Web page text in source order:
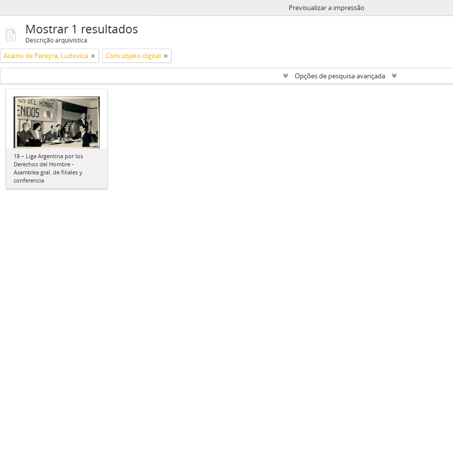
Previsualizar a impressão
Mostrar 1 resultados
Descrição arquivística
Acaino de Pereyra, Ludovica Com objeto digital
Opções de pesquisa avançada
18 – Liga Argentina por los
Derechos del Hombre -
Asamblea gral. de filiales y
conferencia